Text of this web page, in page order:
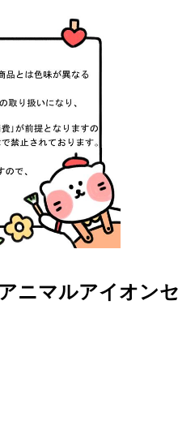
ニマルアイオ